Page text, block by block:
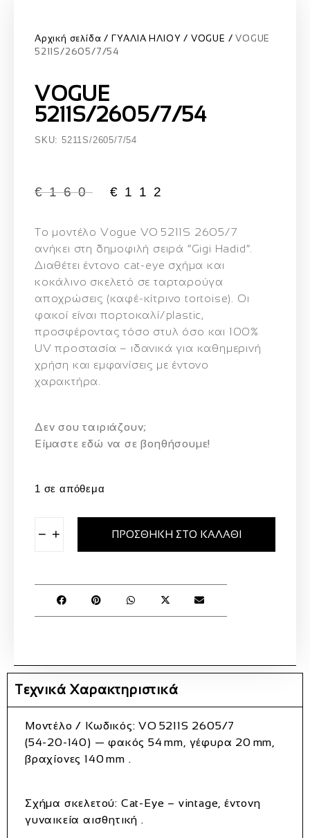
Αρχική σελίδα ΓΥΑΛΙΑ ΗΛΙΟΥ VOGUE
VOGUE
5211S/2605/7/54
VOGUE
5211S/2605/7/54
SKU: 5211S/2605/7/54
€160 € 112
Το μοντέλο Vogue VO 5211S 2605/7
ανήκει στη δημοφιλή σειρά “Gigi Hadid”.
Διαθέτει έντονο cat‑eye σχήμα και
κοκάλινο σκελετό σε ταρταρούγα
αποχρώσεις (καφέ‑κίτρινο tortoise). Οι
φακοί είναι πορτοκαλί/plastic,
προσφέροντας τόσο στυλ όσο και 100%
UV προστασία – ιδανικά για καθημερινή
χρήση και εμφανίσεις με έντονο
χαρακτήρα.
Δεν σου ταιριάζουν;
Eίμαστε εδώ να σε βοηθήσουμε!
1 σε απόθεμα
− + ΠΡΟΣΘΉΚΗ ΣΤΟ ΚΑΛΆΘΙ
Τεχνικά Χαρακτηριστικά
Μοντέλο / Κωδικός: VO 5211S 2605/7
(54‑20‑140) — φακός 54 mm, γέφυρα 20 mm,
βραχίονες 140 mm .
Σχήμα σκελετού: Cat‑Eye – vintage, έντονη
γυναικεία αισθητική .